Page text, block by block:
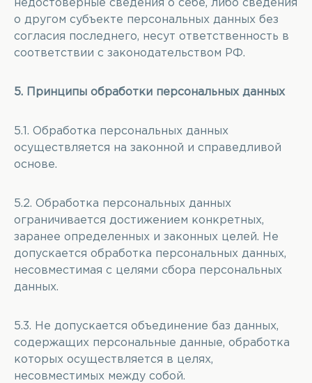
недостоверные сведения о себе, либо сведения
о другом субъекте персональных данных без
согласия последнего, несут ответственность в
соответствии с законодательством РФ.
5. Принципы обработки персональных данных
5.1. Обработка персональных данных
осуществляется на законной и справедливой
основе.
5.2. Обработка персональных данных
ограничивается достижением конкретных,
заранее определенных и законных целей. Не
допускается обработка персональных данных,
несовместимая с целями сбора персональных
данных.
5.3. Не допускается объединение баз данных,
содержащих персональные данные, обработка
которых осуществляется в целях,
несовместимых между собой.